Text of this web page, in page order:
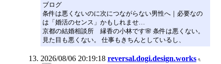
ブログ
条件は悪くないのに次につながらない男性へ｜必要なの
は「婚活のセンス」かもしれませ…
京都の結婚相談所 縁香の小林です🌸 条件は悪くない。
見た目も悪くない。 仕事もきちんとしているし、
2026/08/06 20:19:18 reversal.dogi.design.works